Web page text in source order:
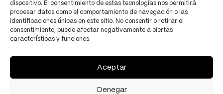
dispositivo. El consentimiento de estas tecnologías nos permitirá
procesar datos como el comportamiento de navegación o las
identificaciones únicas en este sitio. No consentir o retirar el
consentimiento, puede afectar negativamente a ciertas
características y funciones.
Aceptar
Denegar
PRIVACIDAD